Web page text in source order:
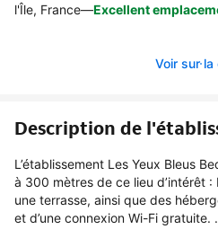
l'Île, France—Excellent
Voir sur la
Description de
L’établissement Les Yeux Bleus
à 300 mètres de ce lieu d’intérêt
une terrasse, ainsi que des
et d’une connexion Wi-Fi gratuite.